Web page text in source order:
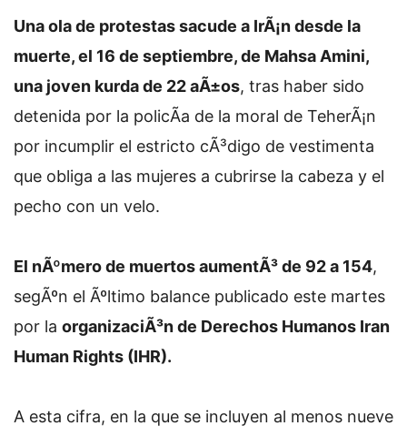
Una ola de protestas sacude a IrÃ¡n desde la
muerte, el 16 de septiembre, de Mahsa Amini,
una joven kurda de 22 aÃ±os, tras haber sido
detenida por la policÃ­a de la moral de TeherÃ¡n
por incumplir el estricto cÃ³digo de vestimenta
que obliga a las mujeres a cubrirse la cabeza y el
pecho con un velo.
El nÃºmero de muertos aumentÃ³ de 92 a 154,
segÃºn el Ãºltimo balance publicado este martes
por la organizaciÃ³n de Derechos Humanos Iran
Human Rights (IHR).
A esta cifra, en la que se incluyen al menos nueve